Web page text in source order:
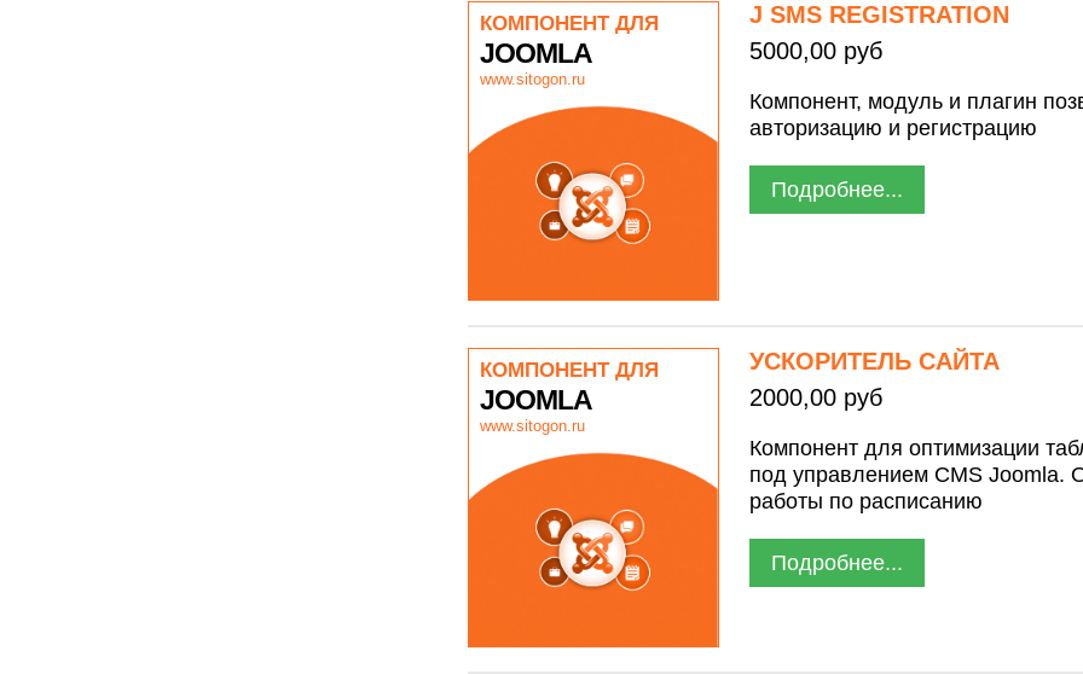
КОМПОНЕНТ ДЛЯ
JOOMLA
www.sitogon.ru
J SMS REGISTRATION
5000,00 руб
Компонент, модуль и плагин
авторизацию и регистрацию
Подробнее...
КОМПОНЕНТ ДЛЯ
JOOMLA
www.sitogon.ru
УСКОРИТЕЛЬ САЙТА
2000,00 руб
Компонент для оптимизации
под управлением CMS Joomla.
работы по расписанию
Подробнее...